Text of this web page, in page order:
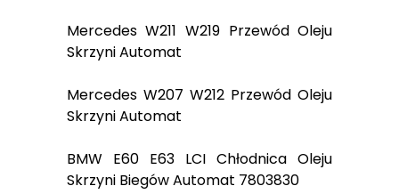
Mercedes W211 W219 Przewód Oleju
Skrzyni Automat
Mercedes W207 W212 Przewód Oleju
Skrzyni Automat
BMW E60 E63 LCI Chłodnica Oleju
Skrzyni Biegów Automat 7803830